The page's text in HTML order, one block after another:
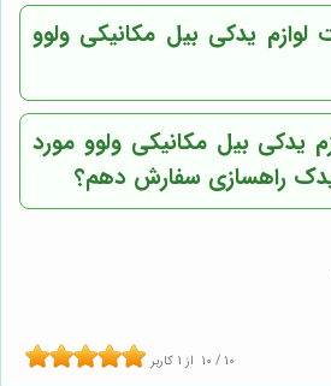
یدکی بیل مکانیکی ولوو
یدکی بیل مکانیکی ولوو مورد
یدک راهسازی سفارش دهم؟
10 / 10 از 1 کاربر